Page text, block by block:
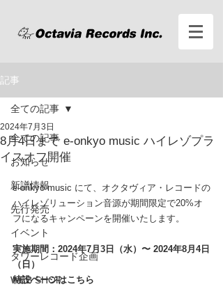
記事
全ての記事
お知らせ
新譜情報
先行発売
イベント
タワーレコード企画
WEB SHOP
全ての記事
8月4日まで e-onkyo music ハイレゾプラ
イスオフ開催
2024年7月3日
e-onkyo music にて、 オクタヴィア・レコードの
ハイレゾリューション音源が期間限定で20%オ
フになるキャンペーンを開催いたします。
実施期間：2024年7月3日（水）〜 2024年8月4日
（日）
特設ページはこちら